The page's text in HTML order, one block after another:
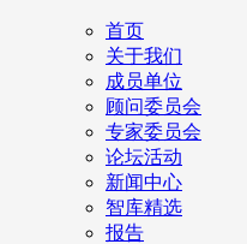
首页
关于我们
成员单位
顾问委员会
专家委员会
论坛活动
新闻中心
智库精选
报告